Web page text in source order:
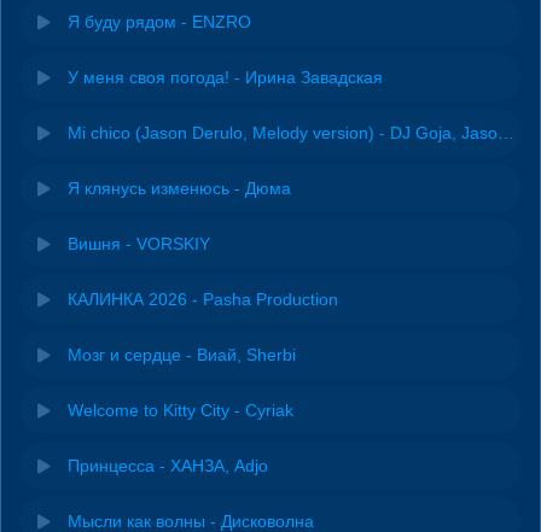
Я буду рядом - ENZRO
У меня своя погода! - Ирина Завадская
Я клянусь изменюсь - Дюма
Вишня - VORSKIY
КАЛИНКА 2026 - Pasha Production
Мозг и сердце - Виай, Sherbi
Welcome to Kitty City - Cyriak
Принцесса - ХАНЗА, Adjo
Мысли как волны - Дисковолна